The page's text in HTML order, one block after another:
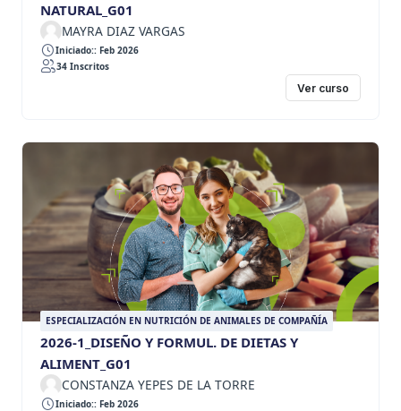
NATURAL_G01
MAYRA DIAZ VARGAS
Iniciado:: Feb 2026
34 Inscritos
Ver curso
ESPECIALIZACIÓN EN NUTRICIÓN DE ANIMALES DE COMPAÑÍA
2026-1_DISEÑO Y FORMUL. DE DIETAS Y
ALIMENT_G01
CONSTANZA YEPES DE LA TORRE
Iniciado:: Feb 2026